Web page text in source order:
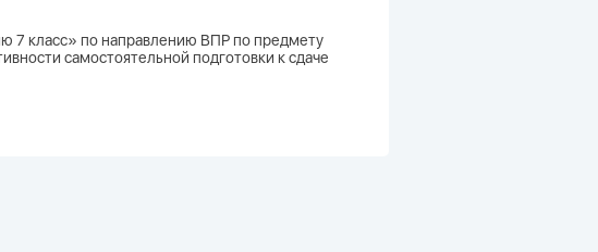
7 класс» по направлению ВПР по предмету
самостоятельной подготовки к сдаче